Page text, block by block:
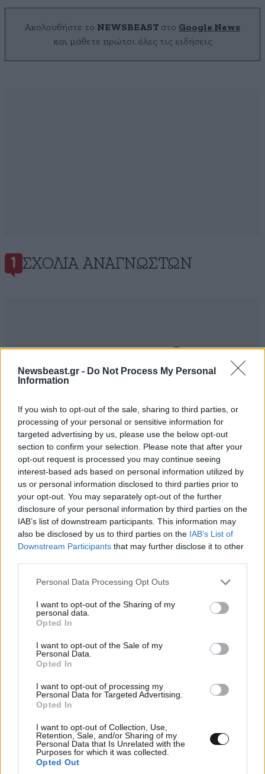
Newsbeast.gr - Do Not Process My Personal
Information
If you wish to opt-out of the sale, sharing to third parties, or
processing of your personal or sensitive information for
targeted advertising by us, please use the below opt-out
section to confirm your selection. Please note that after your
opt-out request is processed you may continue seeing
interest-based ads based on personal information utilized by
us or personal information disclosed to third parties prior to
your opt-out. You may separately opt-out of the further
disclosure of your personal information by third parties on the
IAB’s list of downstream participants. This information may
also be disclosed by us to third parties on the IAB’s List of
Downstream Participants that may further disclose it to other
Please note that this website/app uses one or more Google
not limited to your visit or usage behaviour. You may click to
grant or deny consent to Google and its third-party tags to
use your data for below specified purposes in below Google
consent section.
Personal Data Processing Opt Outs
I want to opt-out of the Sharing of my
personal data.
Opted In
I want to opt-out of the Sale of my
Personal Data.
Opted In
I want to opt-out of processing my
Personal Data for Targeted Advertising.
Opted In
I want to opt-out of Collection, Use,
Retention, Sale, and/or Sharing of my
Personal Data that Is Unrelated with the
Purposes for which it was collected.
Opted Out
Ακολουθήστε το NEWSBEAST στο Google News
και μάθετε πρώτοι όλες τις ειδήσεις
1 ΣΧΌΛΙΑ ΑΝΑΓΝΩΣΤΏΝ
Xαρακτήρες: 0/1000
Διαβάστε και ακολουθήστε τους κανόνες σχολιασμού
ΠΡΟΣΘΗΚΗ
3 τελικές 14·06·2026 14:56
όμως οι συνδυασμοί της τουρκίας. Δουλεμένοι